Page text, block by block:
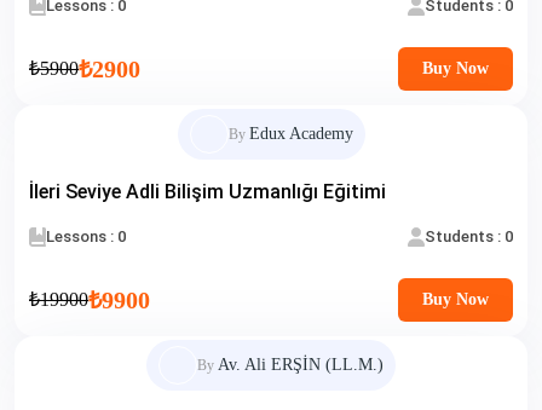
Lessons : 0 Students : 0
₺5900₺2900 Buy Now
By Edux Academy
İleri Seviye Adli Bilişim Uzmanlığı Eğitimi
Lessons : 0 Students : 0
₺19900₺9900 Buy Now
By Av. Ali ERŞİN (LL.M.)